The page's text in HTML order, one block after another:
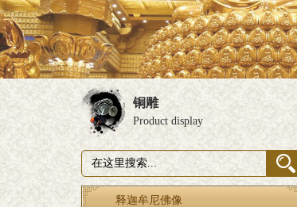
铜雕
Product display
释迦牟尼佛像